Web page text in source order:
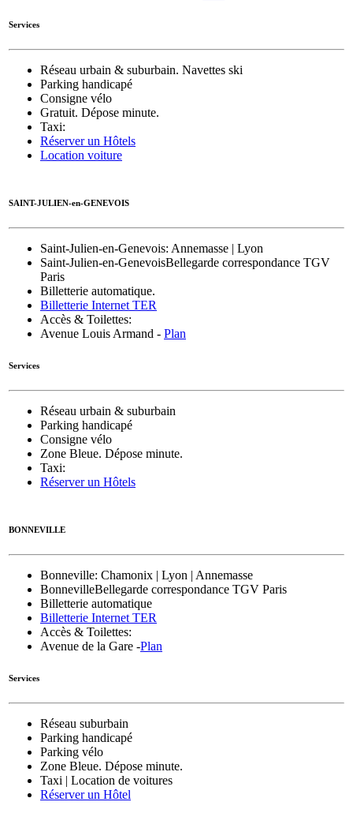
Services
Réseau urbain & suburbain. Navettes ski
Parking handicapé
Consigne vélo
Gratuit. Dépose minute.
Taxi:
Réserver un Hôtels
Location voiture
SAINT-JULIEN-en-GENEVOIS
Saint-Julien-en-Genevois: Annemasse | Lyon
Saint-Julien-en-GenevoisBellegarde correspondance TGV
Paris
Billetterie automatique.
Billetterie Internet TER
Accès & Toilettes:
Avenue Louis Armand - Plan
Services
Réseau urbain & suburbain
Parking handicapé
Consigne vélo
Zone Bleue. Dépose minute.
Taxi:
Réserver un Hôtels
BONNEVILLE
Bonneville: Chamonix | Lyon | Annemasse
BonnevilleBellegarde correspondance TGV Paris
Billetterie automatique
Billetterie Internet TER
Accès & Toilettes:
Avenue de la Gare -Plan
Services
Réseau suburbain
Parking handicapé
Parking vélo
Zone Bleue. Dépose minute.
Taxi | Location de voitures
Réserver un Hôtel